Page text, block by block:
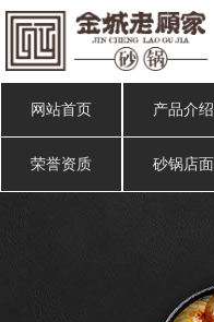
网站首页 产品介绍
荣誉资质 砂锅店面